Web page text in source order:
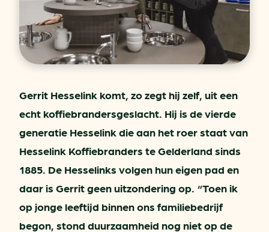
Gerrit Hesselink komt, zo zegt hij zelf, uit een
echt koffiebrandersgeslacht. Hij is de vierde
generatie Hesselink die aan het roer staat van
Hesselink Koffiebranders te Gelderland sinds
1885. De Hesselinks volgen hun eigen pad en
daar is Gerrit geen uitzondering op. “Toen ik
op jonge leeftijd binnen ons familiebedrijf
begon, stond duurzaamheid nog niet op de